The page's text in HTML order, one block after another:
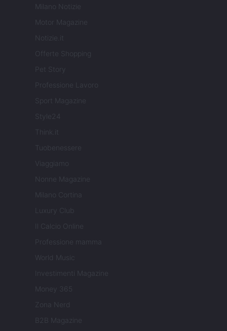
Milano Notizie
Motor Magazine
Notizie.it
Offerte Shopping
Pet Story
Professione Lavoro
Sport Magazine
Style24
Think.it
Tuobenessere
Viaggiamo
Nonne Magazine
Milano Cortina
Luxury Club
Il Calcio Online
Professione mamma
World Music
Investimenti Magazine
Money 365
Zona Nerd
B2B Magazine